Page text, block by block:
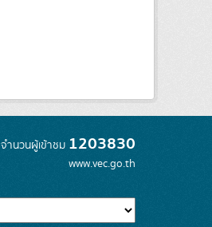
จำนวนผู้เข้าชม 1203830
www.vec.go.th